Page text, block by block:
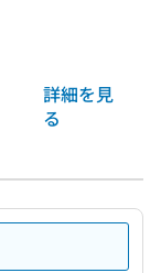
詳細を見
る